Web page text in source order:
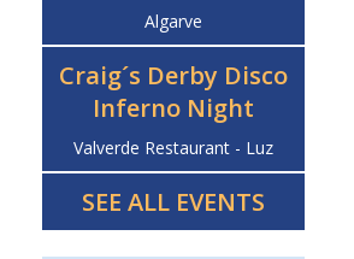
Algarve
Craig´s Derby Disco
Inferno Night
Valverde Restaurant - Luz
SEE ALL EVENTS